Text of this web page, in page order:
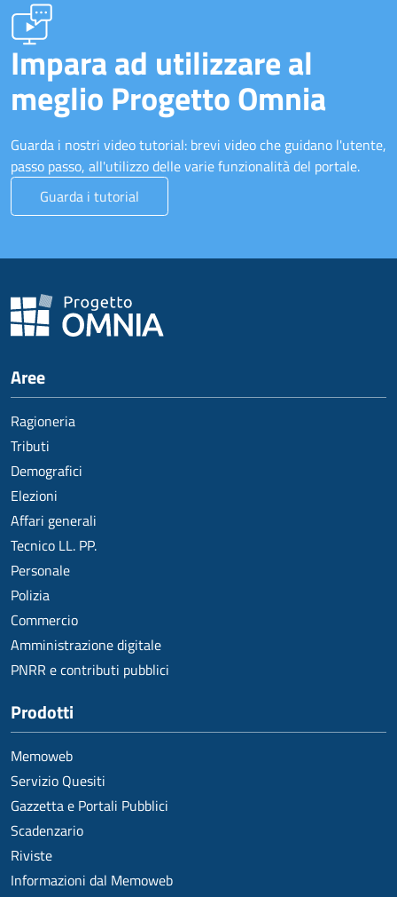
Impara ad utilizzare al
meglio Progetto Omnia
Guarda i nostri video tutorial: brevi video che guidano l'utente,
passo passo, all'utilizzo delle varie funzionalità del portale.
Guarda i tutorial
Aree
Ragioneria
Tributi
Demografici
Elezioni
Affari generali
Tecnico LL. PP.
Personale
Polizia
Commercio
Amministrazione digitale
PNRR e contributi pubblici
Prodotti
Memoweb
Servizio Quesiti
Gazzetta e Portali Pubblici
Scadenzario
Riviste
Informazioni dal Memoweb